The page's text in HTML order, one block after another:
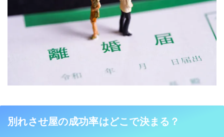
別れさせ屋の成功率はどこで決まる？